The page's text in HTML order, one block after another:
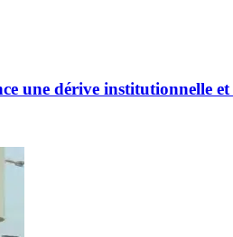
une dérive institutionnelle